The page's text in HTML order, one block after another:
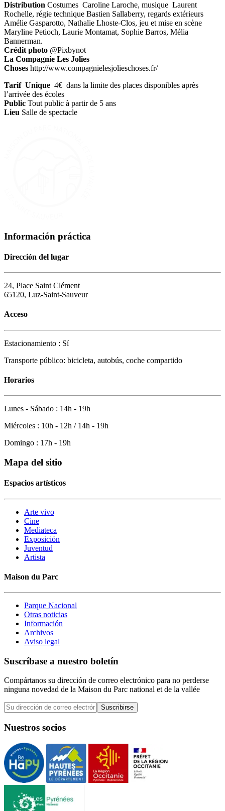
Distribution Costumes Caroline Laroche, musique Laurent
Rochelle, régie technique Bastien Sallaberry, regards extérieurs
Amélie Gasparotto, Nathalie Lhoste-Clos, jeu et mise en scène
Maryline Petioch, Laurie Montamat, Sophie Barros, Mélia
Bannerman.
Crédit photo @Pixbynot
La Compagnie Les Jolies
Choses http://www.compagnielesjolieschoses.fr/
Tarif Unique 4€ dans la limite des places disponibles après
l’arrivée des écoles
Public Tout public à partir de 5 ans
Lieu Salle de spectacle
Información práctica
Dirección del lugar
24, Place Saint Clément
65120, Luz-Saint-Sauveur
Acceso
Estacionamiento : Sí
Transporte público: bicicleta, autobús, coche compartido
Horarios
Lunes - Sábado : 14h - 19h
Miércoles : 10h - 12h / 14h - 19h
Domingo : 17h - 19h
Mapa del sitio
Espacios artísticos
Arte vivo
Cine
Mediateca
Exposición
Juventud
Artista
Maison du Parc
Parque Nacional
Otras noticias
Información
Archivos
Aviso legal
Suscríbase a nuestro boletín
Compártanos su dirección de correo electrónico para no perderse
ninguna novedad de la Maison du Parc national et de la vallée
Suscribirse
Nuestros socios